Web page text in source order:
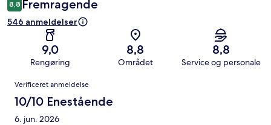
8,8 Fremragende
546 anmeldelser
9,0
Rengøring
8,8
Området
8,8
Service og personale
Anmeldelser
Verificeret anmeldelse
10/10 Enestående
6. jun. 2026